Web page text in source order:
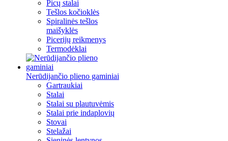
Picų stalai
Tešlos kočioklės
Spiralinės tešlos
maišyklės
Picerijų reikmenys
Termodėklai
Nerūdijančio plieno gaminiai
Gartraukiai
Stalai
Stalai su plautuvėmis
Stalai prie indaplovių
Stovai
Stelažai